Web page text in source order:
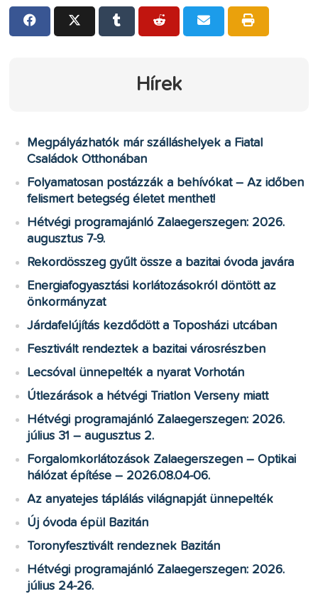
Hírek
Megpályázhatók már szálláshelyek a Fiatal
Családok Otthonában
Folyamatosan postázzák a behívókat – Az időben
felismert betegség életet menthet!
Hétvégi programajánló Zalaegerszegen: 2026.
augusztus 7-9.
Rekordösszeg gyűlt össze a bazitai óvoda javára
Energiafogyasztási korlátozásokról döntött az
önkormányzat
Járdafelújítás kezdődött a Toposházi utcában
Fesztivált rendeztek a bazitai városrészben
Lecsóval ünnepelték a nyarat Vorhotán
Útlezárások a hétvégi Triatlon Verseny miatt
Hétvégi programajánló Zalaegerszegen: 2026.
július 31 – augusztus 2.
Forgalomkorlátozások Zalaegerszegen – Optikai
hálózat építése – 2026.08.04-06.
Az anyatejes táplálás világnapját ünnepelték
Új óvoda épül Bazitán
Toronyfesztivált rendeznek Bazitán
Hétvégi programajánló Zalaegerszegen: 2026.
július 24-26.